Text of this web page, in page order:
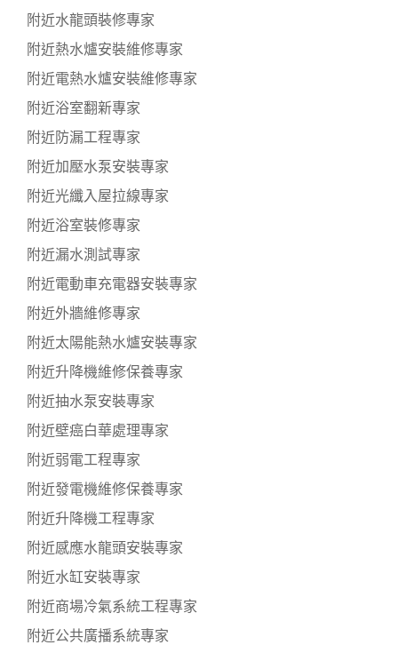
附近水龍頭裝修專家
附近熱水爐安裝維修專家
附近電熱水爐安裝維修專家
附近浴室翻新專家
附近防漏工程專家
附近加壓水泵安裝專家
附近光纖入屋拉線專家
附近浴室裝修專家
附近漏水測試專家
附近電動車充電器安裝專家
附近外牆維修專家
附近太陽能熱水爐安裝專家
附近升降機維修保養專家
附近抽水泵安裝專家
附近壁癌白華處理專家
附近弱電工程專家
附近發電機維修保養專家
附近升降機工程專家
附近感應水龍頭安裝專家
附近水缸安裝專家
附近商場冷氣系統工程專家
附近公共廣播系統專家